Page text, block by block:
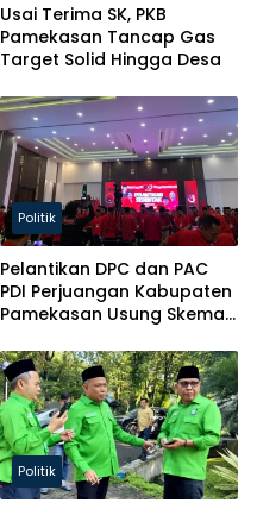
Usai Terima SK, PKB
Pamekasan Tancap Gas
Target Solid Hingga Desa
Politik
Pelantikan DPC dan PAC
PDI Perjuangan Kabupaten
Pamekasan Usung Skema
Politik